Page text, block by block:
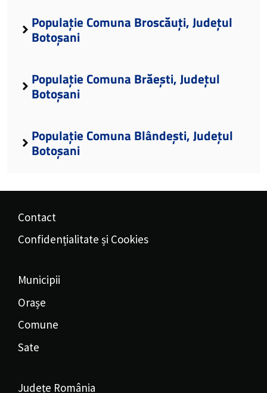
Populație Comuna Broscăuți, Județul
Botoșani
Populație Comuna Brăești, Județul
Botoșani
Populație Comuna Blândești, Județul
Botoșani
Contact
Confidențialitate și Cookies
Municipii
Orașe
Comune
Sate
Județe România